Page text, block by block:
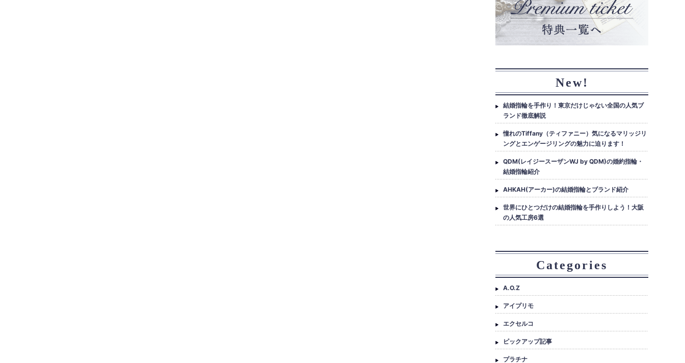
New!
結婚指輪を手作り！東京だけじゃない全国の人気ブ
ランド徹底解説
憧れのTiffany（ティファニー）気になるマリッジリ
ングとエンゲージリングの魅力に迫ります！
QDM(レイジースーザンWJ by QDM)の婚約指輪・
結婚指輪紹介
AHKAH(アーカー)の結婚指輪とブランド紹介
世界にひとつだけの結婚指輪を手作りしよう！大阪
の人気工房6選
Categories
A.O.Z
アイプリモ
エクセルコ
ピックアップ記事
プラチナ